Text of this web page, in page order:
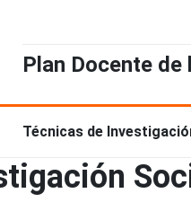
Plan Docente
Técnicas de